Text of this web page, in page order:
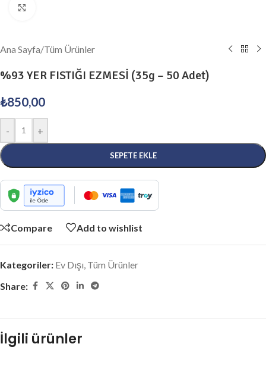
Ana Sayfa/Tüm Ürünler
%93 YER FISTIĞI EZMESİ (35g – 50 Adet)
₺850,00
- +
SEPETE EKLE
Compare Add to wishlist
Kategoriler: Ev Dışı, Tüm Ürünler
Share:
İlgili ürünler